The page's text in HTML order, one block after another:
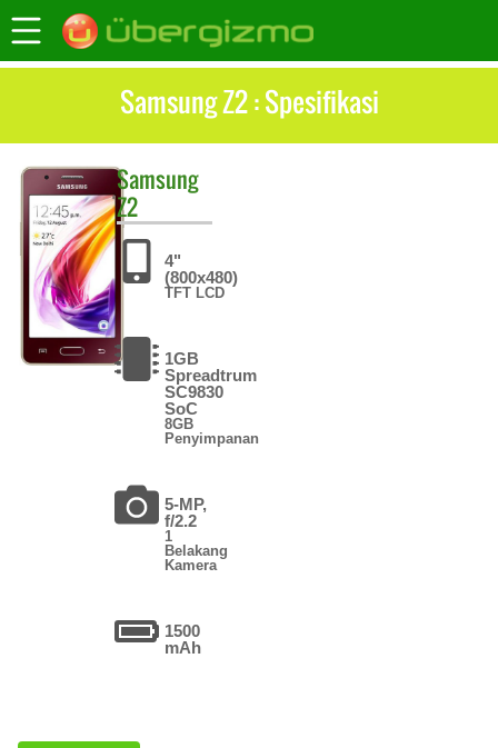
Samsung Z2 : Spesifikasi
Samsung
Z2
4"
(800x480)
TFT LCD
1GB
Spreadtrum
SC9830
SoC
8GB
Penyimpanan
5-MP,
f/2.2
1
Belakang
Kamera
1500
mAh